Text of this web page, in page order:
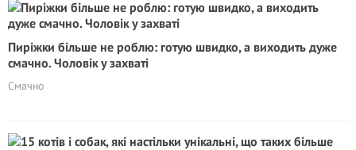
Пиріжки більше не роблю: готую швидко, а виходить дуже
смачно. Чоловік у захваті
Смачно